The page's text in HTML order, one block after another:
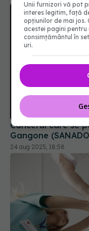
Cancerul care se
Gangone
24 aug 2025, 18:58
Unii furnizori vă pot
interes legitim, față
opțiunilor de mai jos.
acestei pagini
consimțământul în
uri.